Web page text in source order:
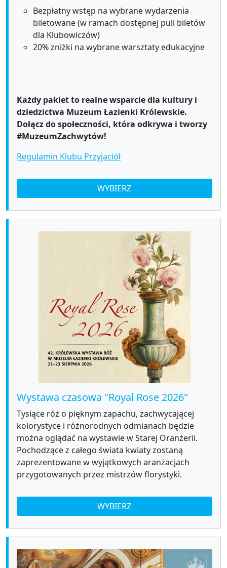
Bezpłatny wstęp na wybrane wydarzenia
biletowane (w ramach dostępnej puli biletów
dla Klubowiczów)
20% zniżki na wybrane warsztaty edukacyjne
Każdy pakiet to realne wsparcie dla kultury i
dziedzictwa Muzeum Łazienki Królewskie.
Dołącz do społeczności, która odkrywa i tworzy
#MuzeumZachwytów!
Regulamin Klubu Przyjaciół
WYBIERZ
Wystawa czasowa "Royal Rose 2026"
Tysiące róż o pięknym zapachu, zachwycającej
kolorystyce i różnorodnych odmianach będzie
można oglądać na wystawie w Starej Oranżerii.
Pochodzące z całego świata kwiaty zostaną
zaprezentowane w wyjątkowych aranżacjach
przygotowanych przez mistrzów florystyki.
WYBIERZ